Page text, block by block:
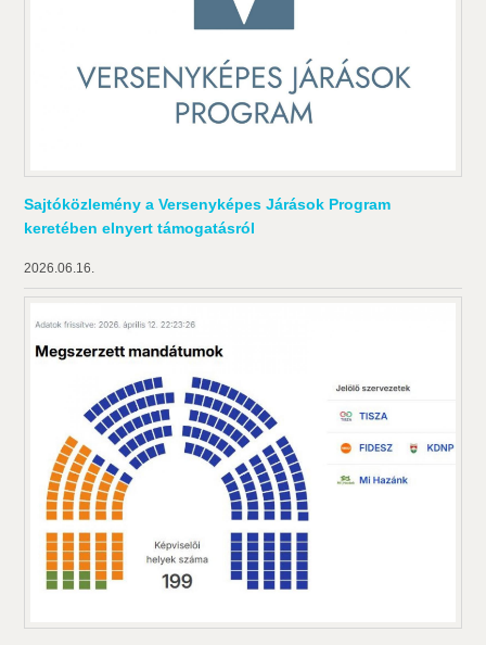
Sajtóközlemény a Versenyképes Járások Program
keretében elnyert támogatásról
2026.06.16.